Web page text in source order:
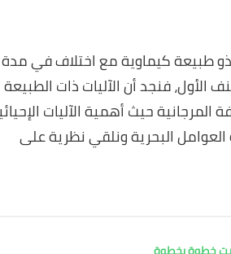
ذو طبيعة كيماوية مع اختلاف في مدة
الأول، فنجد أن الآليات ذات الطبيعة
حيث أهمية الآليات
البحرية ونلقي نظرية على